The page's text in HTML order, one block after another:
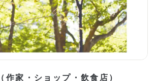
作家・ショップ・飲食店）